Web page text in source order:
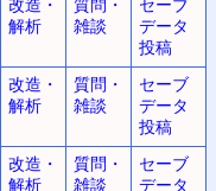
改造・
解析
質問・
雑談
セーブ
データ
投稿
改造・
解析
質問・
雑談
セーブ
データ
投稿
改造・
解析
質問・
雑談
セーブ
データ